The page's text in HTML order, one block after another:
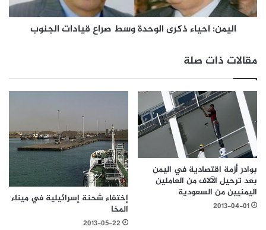
اليمن: احياء ذكرى الوحدة وسط صراع قيادات الجنوب
مقالات ذات صلة
بوادر أزمة اقتصادية في اليمن
بعد ترحيل الآلاف من العاملين
اليمنيين من السعودية
2013-04-01
إختفاء شحنة إسرائيلية في ميناء
المخا
2013-05-22